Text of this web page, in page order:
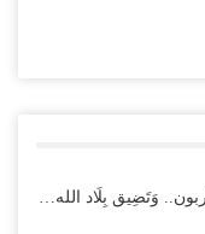
مدينة تغرق في دوامة
وَتَضِيق بِلَاد الله…